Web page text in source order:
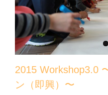
2015 Workshop3.0
ン（即興）〜